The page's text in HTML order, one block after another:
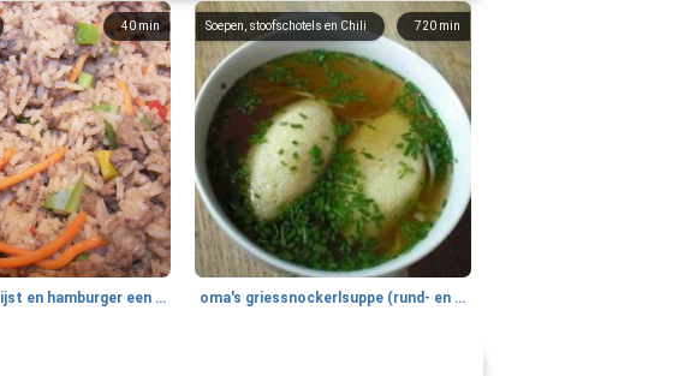
40min
gemakkelijke rijst en hamburger een gerecht diner
720 min
Soepen, stoofschotels en Chili
oma's griessnockerlsuppe (rund- en griesmeelknoedelsoep)